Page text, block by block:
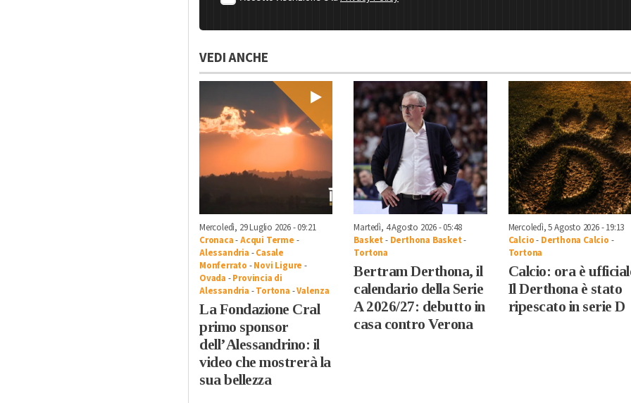
VEDI ANCHE
Mercoledì, 29 Luglio 2026 - 09:21
Cronaca-Acqui Terme -
Alessandria -Casale
Monferrato -Novi Ligure -
Ovada -Provincia di
Alessandria -Tortona -Valenza
La Fondazione Cral
primo sponsor
dell’Alessandrino: il
video che mostrerà la
sua bellezza
Martedì, 4 Agosto 2026 - 05:48
Basket - Derthona Basket-
Tortona
Bertram Derthona, il
calendario della Serie
A 2026/27: debutto in
casa contro Verona
Mercoledì, 5 Agosto 2026 - 19:13
Calcio- Derthona Calcio -
Tortona
Calcio: ora è
Il Derthona è stato
ripescato in serie D